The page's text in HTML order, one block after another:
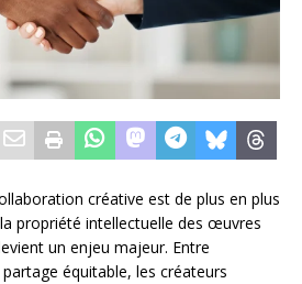
créative est de plus en plus
propriété intellectuelle des œuvres
un enjeu majeur. Entre
équitable, les créateurs